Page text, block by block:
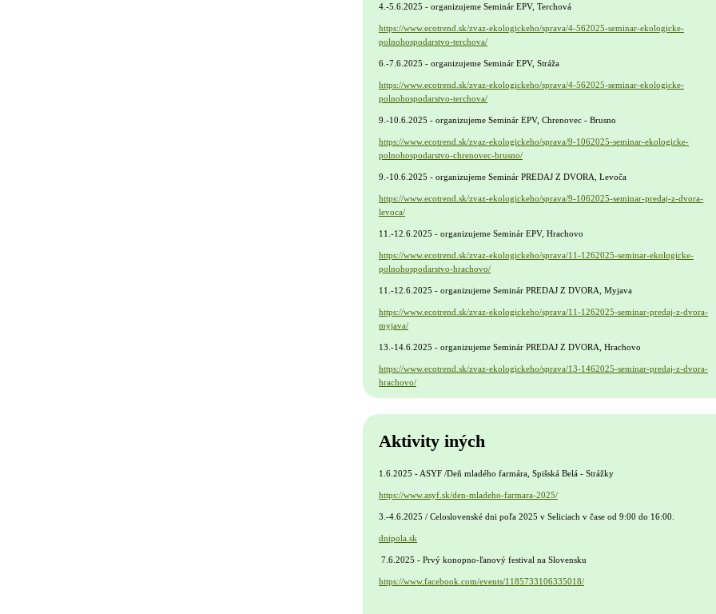
4.-5.6.2025 - organizujeme Seminár EPV, Terchová
https://www.ecotrend.sk/zvaz-ekologickeho/sprava/4-562025-seminar-ekologicke-
polnohospodarstvo-terchova/
6.-7.6.2025 - organizujeme Seminár EPV, Stráža
https://www.ecotrend.sk/zvaz-ekologickeho/sprava/4-562025-seminar-ekologicke-
polnohospodarstvo-terchova/
9.-10.6.2025 - organizujeme Seminár EPV, Chrenovec - Brusno
https://www.ecotrend.sk/zvaz-ekologickeho/sprava/9-1062025-seminar-ekologicke-
polnohospodarstvo-chrenovec-brusno/
9.-10.6.2025 - organizujeme Seminár PREDAJ Z DVORA, Levoča
https://www.ecotrend.sk/zvaz-ekologickeho/sprava/9-1062025-seminar-predaj-z-dvora-
levoca/
11.-12.6.2025 - organizujeme Seminár EPV, Hrachovo
https://www.ecotrend.sk/zvaz-ekologickeho/sprava/11-1262025-seminar-ekologicke-
polnohospodarstvo-hrachovo/
11.-12.6.2025 - organizujeme Seminár PREDAJ Z DVORA, Myjava
https://www.ecotrend.sk/zvaz-ekologickeho/sprava/11-1262025-seminar-predaj-z-dvora-
myjava/
13.-14.6.2025 - organizujeme Seminár PREDAJ Z DVORA, Hrachovo
https://www.ecotrend.sk/zvaz-ekologickeho/sprava/13-1462025-seminar-predaj-z-dvora-
hrachovo/
Aktivity iných
1.6.2025 - ASYF /Deň mladého farmára, Spišská Belá - Strážky
https://www.asyf.sk/den-mladeho-farmara-2025/
3.-4.6.2025 / Celoslovenské dni poľa 2025 v Seliciach v čase od 9:00 do 16:00.
dnipola.sk
7.6.2025 - Prvý konopno-ľanový festival na Slovensku
https://www.facebook.com/events/1185733106335018/